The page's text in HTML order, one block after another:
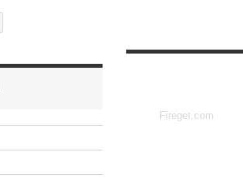
Fireget.com